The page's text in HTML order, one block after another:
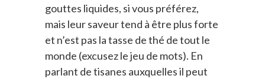
gouttes liquides, si vous préférez,
mais leur saveur tend à être plus forte
et n’est pas la tasse de thé de tout le
monde (excusez le jeu de mots). En
parlant de tisanes auxquelles il peut